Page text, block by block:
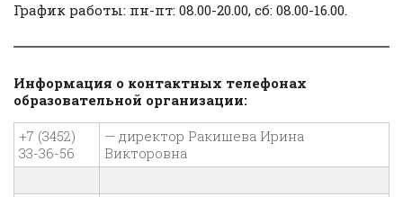
График работы: пн-пт: 08.00-20.00, сб: 08.00-16.00.
Информация о контактных телефонах
образовательной организации:
+7 (3452)
33-36-56
— директор Ракишева Ирина
Викторовна